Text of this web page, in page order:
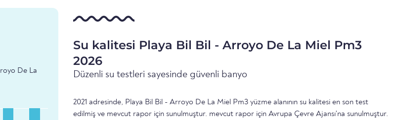
De La
Su kalitesi Playa Bil Bil - Arroyo De La Miel Pm3
2026
Düzenli su testleri sayesinde güvenli banyo
2021 adresinde, Playa Bil Bil - Arroyo De La Miel Pm3 yüzme alanının su kalitesi en son test
edilmiş ve mevcut rapor için sunulmuştur. mevcut rapor için Avrupa Çevre Ajansı'na sunulmuştur.